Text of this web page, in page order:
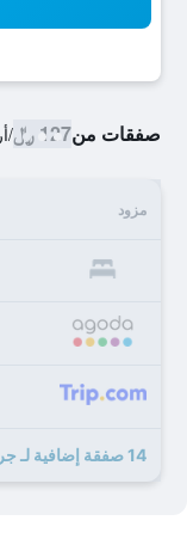
صفقات من127 ﷼ /
مزود
14 صفقة إضافية لـ جرين وورلد فلورا أنيكس